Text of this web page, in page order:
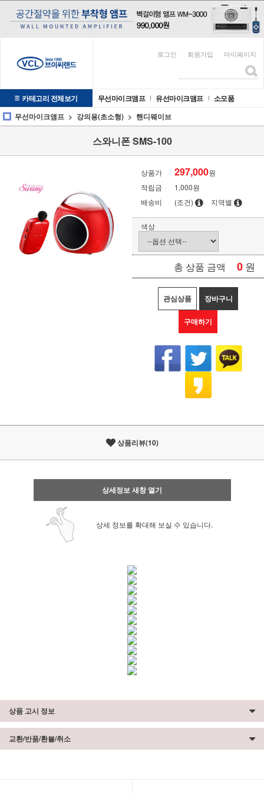
로그인 회원가입 마이페이지
카테고리 전체보기 무선마이크앰프 유선마이크앰프
소모품
무선마이크앰프
강의용(초소형) 핸디웨이브
스와니폰 SMS-100
상품가 297,000원
적립금
1,000원
배송비
(조건) 지역별
색상
총 상품 금액 0 원
관심상품 장바구니
구매하기
상품리뷰(10)
상세정보 새창 열기
상세 정보를 확대해 보실 수 있습니다.
상품 고시 정보
교환/반품/환불/취소